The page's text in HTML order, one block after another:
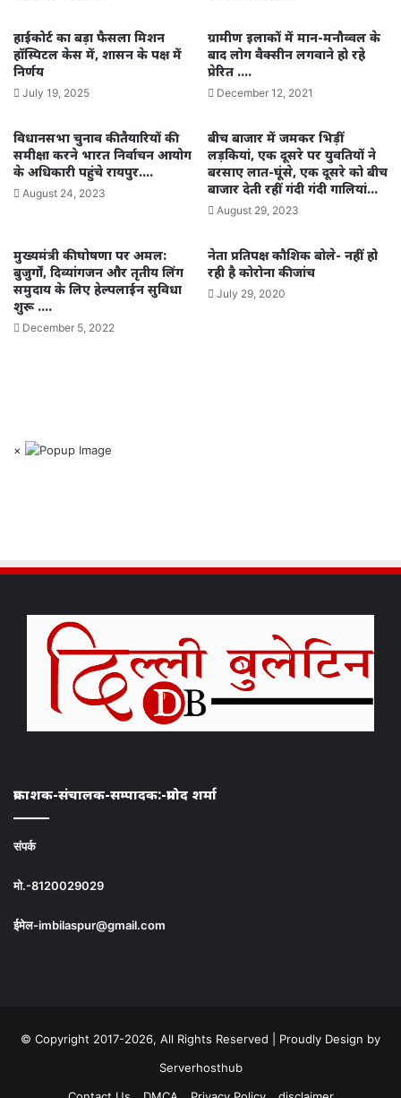
हाईकोर्ट का बड़ा फैसला मिशन
हॉस्पिटल केस में, शासन के पक्ष में
निर्णय
July 19, 2025
ग्रामीण इलाकों में मान-मनौव्वल के
बाद लोग वैक्सीन लगवाने हो रहे
प्रेरित ….
December 12, 2021
विधानसभा चुनाव की तैयारियों की
समीक्षा करने भारत निर्वाचन आयोग
के अधिकारी पहुंचे रायपुर….
August 24, 2023
बीच बाजार में जमकर भिड़ीं
लड़कियां, एक दूसरे पर युवतियों ने
बरसाए लात-घूंसे, एक दूसरे को बीच
बाजार देती रहीं गंदी गंदी गालियां…
August 29, 2023
मुख्यमंत्री की घोषणा पर अमल:
बुजुर्गों, दिव्यांगजन और तृतीय लिंग
समुदाय के लिए हेल्पलाईन सुविधा
शुरू ….
December 5, 2022
नेता प्रतिपक्ष कौशिक बोले- नहीं हो
रही है कोरोना की जांच
July 29, 2020
×
प्रकाशक-संचालक-सम्पादक:-प्रमोद शर्मा
संपर्क
मो.-8120029029
ईमेल-imbilaspur@gmail.com
© Copyright 2017-2026, All Rights Reserved | Proudly Design by
Serverhosthub